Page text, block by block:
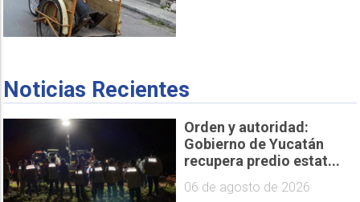
Noticias Recientes
Orden y autoridad:
Gobierno de Yucatán
recupera predio estat...
06 de agosto de 2026